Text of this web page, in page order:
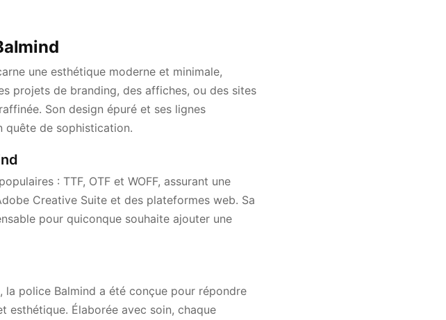
une esthétique moderne et minimale,
projets de branding, des affiches, ou des sites
Son design épuré et ses lignes
quête de sophistication.
: TTF, OTF et WOFF, assurant une
Creative Suite et des plateformes web. Sa
pour quiconque souhaite ajouter une
la police Balmind a été conçue pour répondre
esthétique. Élaborée avec soin, chaque